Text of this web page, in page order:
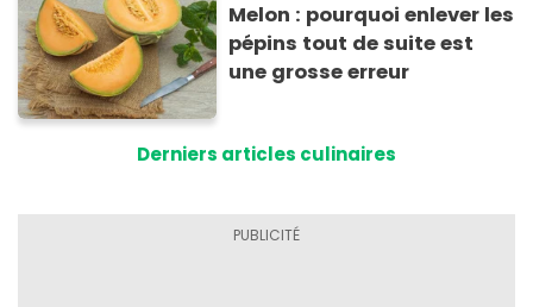
Melon : pourquoi enlever les
pépins tout de suite est
une grosse erreur
Derniers articles culinaires